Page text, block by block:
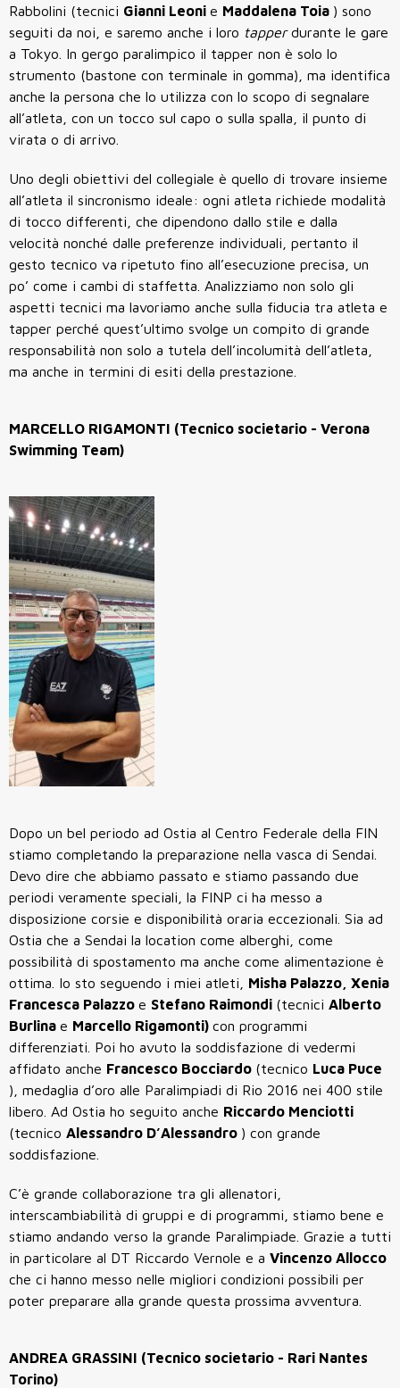
Rabbolini (tecnici Gianni Leoni e Maddalena Toia ) sono
seguiti da noi, e saremo anche i loro tapperdurante le gare
a Tokyo. In gergo paralimpico il tapper non è solo lo
strumento (bastone con terminale in gomma), ma identifica
anche la persona che lo utilizza con lo scopo di segnalare
all’atleta, con un tocco sul capo o sulla spalla, il punto di
virata o di arrivo.
Uno degli obiettivi del collegiale è quello di trovare insieme
all’atleta il sincronismo ideale: ogni atleta richiede modalità
di tocco differenti, che dipendono dallo stile e dalla
velocità nonché dalle preferenze individuali, pertanto il
gesto tecnico va ripetuto fino all’esecuzione precisa, un
po’ come i cambi di staffetta. Analizziamo non solo gli
aspetti tecnici ma lavoriamo anche sulla fiducia tra atleta e
tapper perché quest’ultimo svolge un compito di grande
responsabilità non solo a tutela dell’incolumità dell’atleta,
ma anche in termini di esiti della prestazione.
MARCELLO RIGAMONTI (Tecnico societario - Verona
Swimming Team)
Dopo un bel periodo ad Ostia al Centro Federale della FIN
stiamo completando la preparazione nella vasca di Sendai.
Devo dire che abbiamo passato e stiamo passando due
periodi veramente speciali, la FINP ci ha messo a
disposizione corsie e disponibilità oraria eccezionali. Sia ad
Ostia che a Sendai la location come alberghi, come
possibilità di spostamento ma anche come alimentazione è
ottima. Io sto seguendo i miei atleti, Misha Palazzo, Xenia
Francesca Palazzo e Stefano Raimondi (tecnici Alberto
Burlina e Marcello Rigamonti) con programmi
differenziati. Poi ho avuto la soddisfazione di vedermi
affidato anche Francesco Bocciardo (tecnico Luca Puce
), medaglia d’oro alle Paralimpiadi di Rio 2016 nei 400 stile
libero. Ad Ostia ho seguito anche Riccardo Menciotti
(tecnico Alessandro D’Alessandro ) con grande
soddisfazione.
C’è grande collaborazione tra gli allenatori,
interscambiabilità di gruppi e di programmi, stiamo bene e
stiamo andando verso la grande Paralimpiade. Grazie a tutti
in particolare al DT Riccardo Vernole e a Vincenzo Allocco
che ci hanno messo nelle migliori condizioni possibili per
poter preparare alla grande questa prossima avventura.
ANDREA GRASSINI (Tecnico societario - Rari Nantes
Torino)